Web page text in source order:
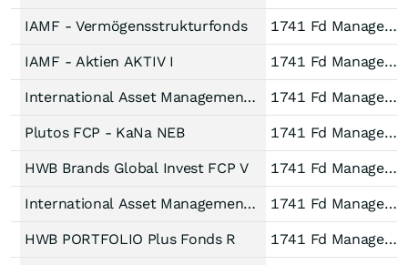
IAMF - Vermögensstrukturfonds 1741 Fd Managem AG
IAMF - Aktien AKTIV I 1741 Fd Managem AG
International Asset Management Fund FCP - Aktien AKTIV 1741 Fd Managem AG
Plutos FCP - KaNa NEB 1741 Fd Managem AG
HWB Brands Global Invest FCP V 1741 Fd Managem AG
International Asset Management Fund FCP - Attempto Valor 1741 Fd Managem AG
HWB PORTFOLIO Plus Fonds R 1741 Fd Managem AG